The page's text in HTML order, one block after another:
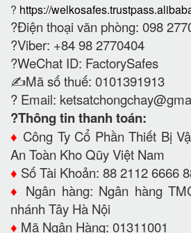
? https://
?Điện thoại văn phòng: 098
?Viber: +84 98 2770404
?WeChat ID: FactorySafes
✍️Mã số thuế: 0101391913
? Email:
?Thông tin thanh toán:
♦️ Công Ty Cổ Phần Thiết Bị
An Toàn Kho Qũy Việt Nam
♦️ Số Tài Khoản: 88 2112 6666
♦️ Ngân hàng: Ngân hàng
nhánh Tây Hà Nội
♦️ Mã Ngân Hàng: 01311001